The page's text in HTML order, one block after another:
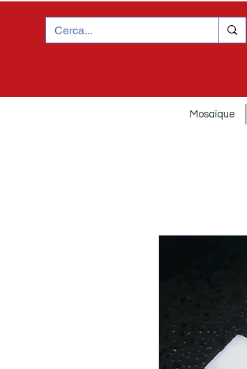
Mosaïque